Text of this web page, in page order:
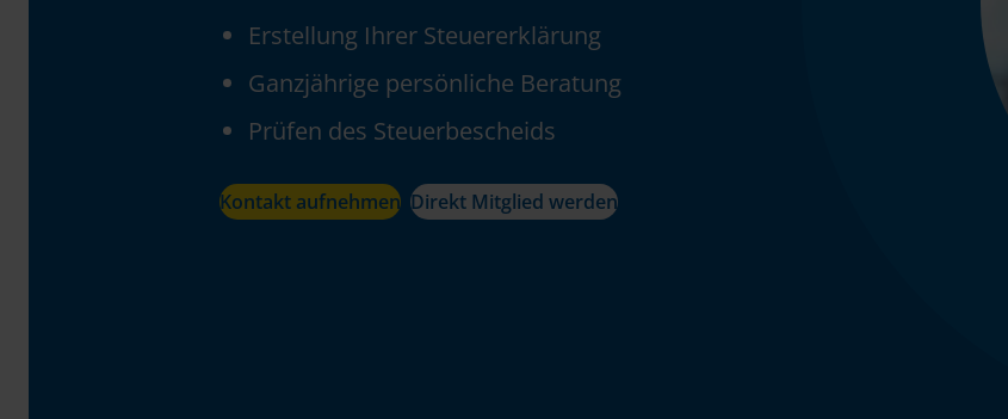
Erstellung Ihrer Steuererklärung
Ganzjährige persönliche Beratung
Prüfen des Steuerbescheids
Kontakt aufnehmen Direkt Mitglied werden